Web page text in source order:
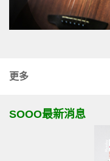
更多
SOOO最新消息